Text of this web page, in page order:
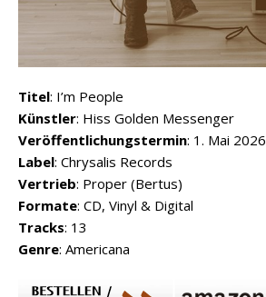
Titel: I’m People
Künstler: Hiss Golden Messenger
Veröffentlichungstermin: 1. Mai 2026
Label: Chrysalis Records
Vertrieb: Proper (Bertus)
Formate: CD, Vinyl & Digital
Tracks: 13
Genre: Americana